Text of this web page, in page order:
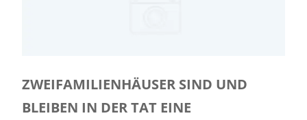
ZWEIFAMILIENHÄUSER SIND UND
BLEIBEN IN DER TAT EINE